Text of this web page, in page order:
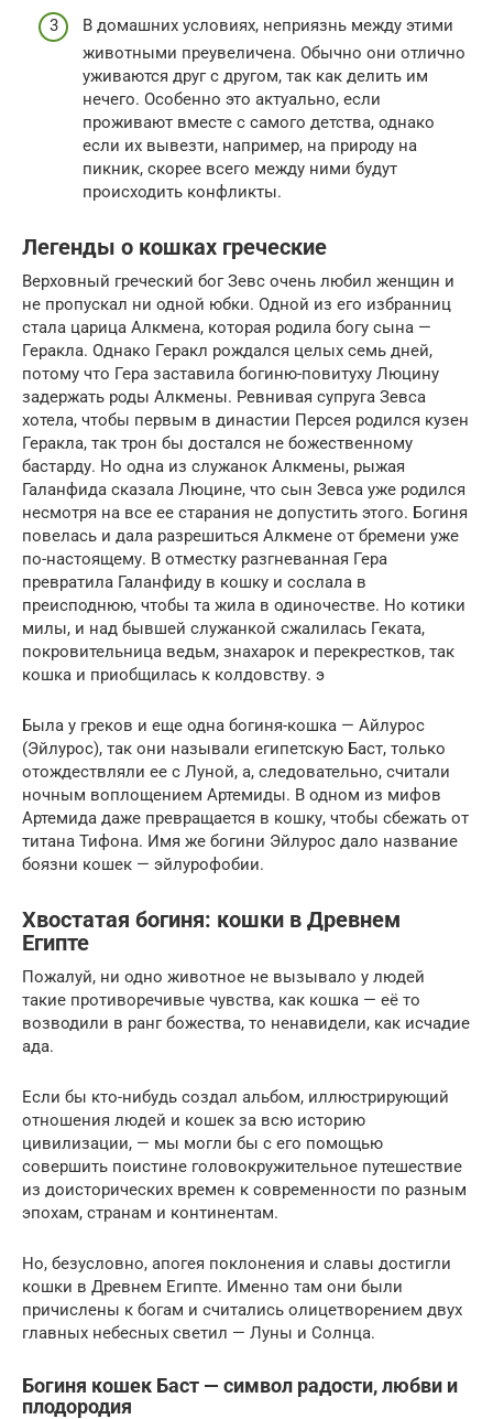
В домашних условиях, неприязнь между этими
животными преувеличена. Обычно они отлично
уживаются друг с другом, так как делить им
нечего. Особенно это актуально, если
проживают вместе с самого детства, однако
если их вывезти, например, на природу на
пикник, скорее всего между ними будут
происходить конфликты.
Легенды о кошках греческие
Верховный греческий бог Зевс очень любил женщин и
не пропускал ни одной юбки. Одной из его избранниц
стала царица Алкмена, которая родила богу сына —
Геракла. Однако Геракл рождался целых семь дней,
потому что Гера заставила богиню-повитуху Люцину
задержать роды Алкмены. Ревнивая супруга Зевса
хотела, чтобы первым в династии Персея родился кузен
Геракла, так трон бы достался не божественному
бастарду. Но одна из служанок Алкмены, рыжая
Галанфида сказала Люцине, что сын Зевса уже родился
несмотря на все ее старания не допустить этого. Богиня
повелась и дала разрешиться Алкмене от бремени уже
по-настоящему. В отместку разгневанная Гера
превратила Галанфиду в кошку и сослала в
преисподнюю, чтобы та жила в одиночестве. Но котики
милы, и над бывшей служанкой сжалилась Геката,
покровительница ведьм, знахарок и перекрестков, так
кошка и приобщилась к колдовству. э
Была у греков и еще одна богиня-кошка — Айлурос
(Эйлурос), так они называли египетскую Баст, только
отождествляли ее с Луной, а, следовательно, считали
ночным воплощением Артемиды. В одном из мифов
Артемида даже превращается в кошку, чтобы сбежать от
титана Тифона. Имя же богини Эйлурос дало название
боязни кошек — эйлурофобии.
Хвостатая богиня: кошки в Древнем
Египте
Пожалуй, ни одно животное не вызывало у людей
такие противоречивые чувства, как кошка — её то
возводили в ранг божества, то ненавидели, как исчадие
ада.
Если бы кто-нибудь создал альбом, иллюстрирующий
отношения людей и кошек за всю историю
цивилизации, — мы могли бы с его помощью
совершить поистине головокружительное путешествие
из доисторических времен к современности по разным
эпохам, странам и континентам.
Но, безусловно, апогея поклонения и славы достигли
кошки в Древнем Египте. Именно там они были
причислены к богам и считались олицетворением двух
главных небесных светил — Луны и Солнца.
Богиня кошек Баст — символ радости, любви и
плодородия